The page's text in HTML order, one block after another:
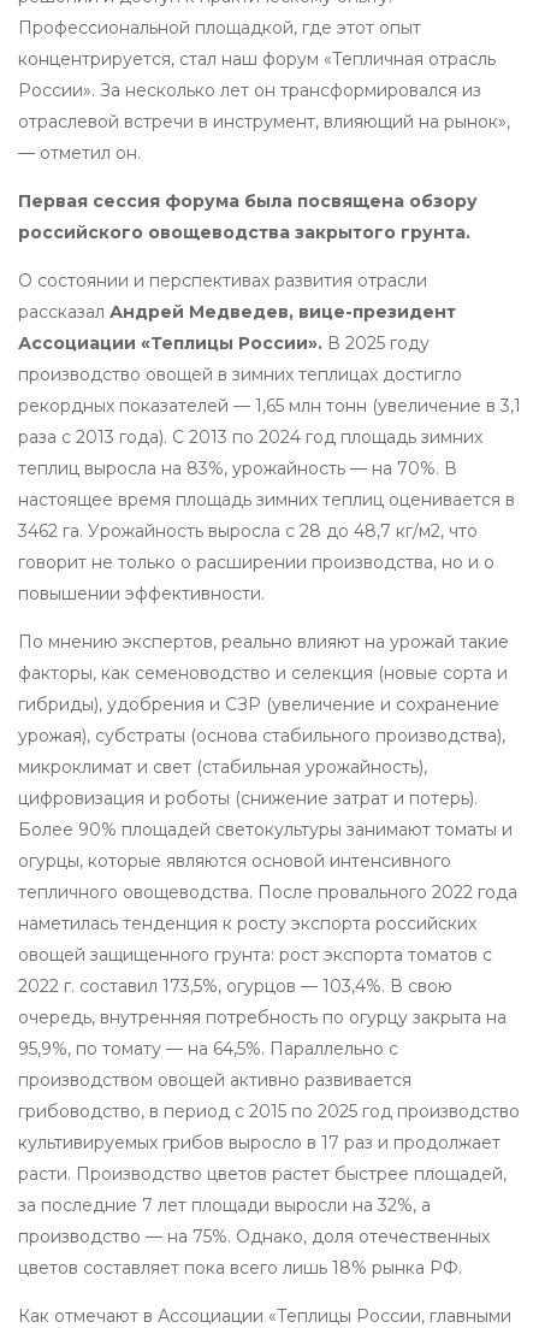
Профессиональной площадкой, где этот опыт
концентрируется, стал наш форум «Тепличная отрасль
России». За несколько лет он трансформировался из
отраслевой встречи в инструмент, влияющий на рынок»,
— отметил он.
Первая сессия форума была посвящена обзору
российского овощеводства закрытого грунта.
О состоянии и перспективах развития отрасли
рассказал Андрей Медведев, вице-президент
Ассоциации «Теплицы России». В 2025 году
производство овощей в зимних теплицах достигло
рекордных показателей — 1,65 млн тонн (увеличение в 3,1
раза с 2013 года). С 2013 по 2024 год площадь зимних
теплиц выросла на 83%, урожайность — на 70%. В
настоящее время площадь зимних теплиц оценивается в
3462 га. Урожайность выросла с 28 до 48,7 кг/м2, что
говорит не только о расширении производства, но и о
повышении эффективности.
По мнению экспертов, реально влияют на урожай такие
факторы, как семеноводство и селекция (новые сорта и
гибриды), удобрения и СЗР (увеличение и сохранение
урожая), субстраты (основа стабильного производства),
микроклимат и свет (стабильная урожайность),
цифровизация и роботы (снижение затрат и потерь).
Более 90% площадей светокультуры занимают томаты и
огурцы, которые являются основой интенсивного
тепличного овощеводства. После провального 2022 года
наметилась тенденция к росту экспорта российских
овощей защищенного грунта: рост экспорта томатов с
2022 г. составил 173,5%, огурцов — 103,4%. В свою
очередь, внутренняя потребность по огурцу закрыта на
95,9%, по томату — на 64,5%. Параллельно с
производством овощей активно развивается
грибоводство, в период с 2015 по 2025 год производство
культивируемых грибов выросло в 17 раз и продолжает
расти. Производство цветов растет быстрее площадей,
за последние 7 лет площади выросли на 32%, а
производство — на 75%. Однако, доля отечественных
цветов составляет пока всего лишь 18% рынка РФ.
Как отмечают в Ассоциации «Теплицы России, главными